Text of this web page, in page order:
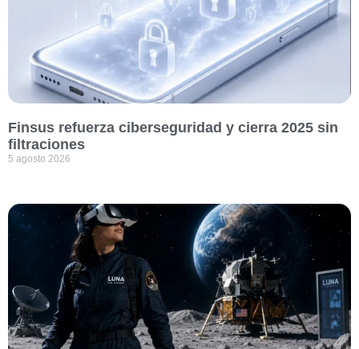
Finsus refuerza ciberseguridad y cierra 2025 sin
filtraciones
5 agosto 2026